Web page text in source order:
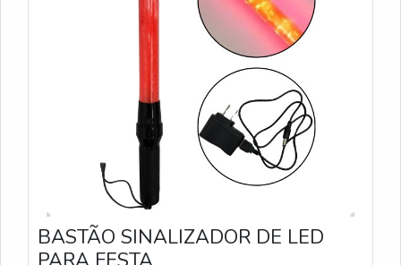
BASTÃO SINALIZADOR DE LED